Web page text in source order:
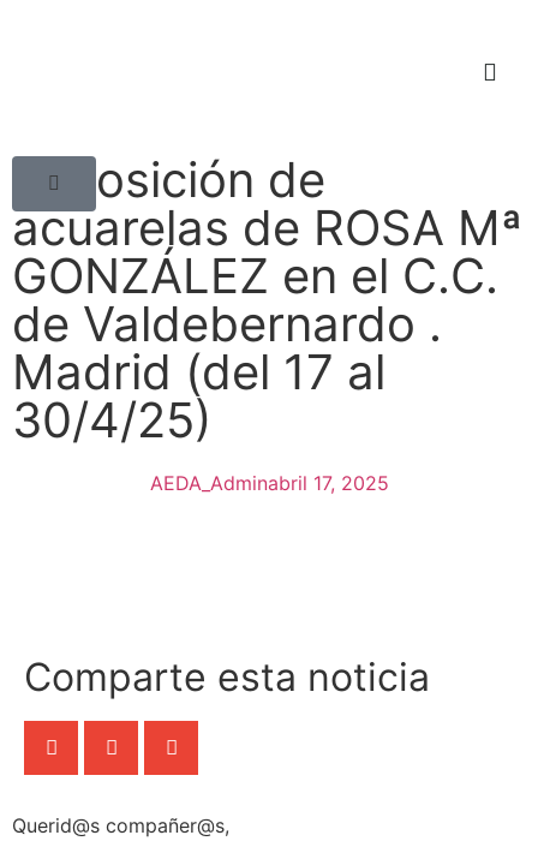
Exposición de
acuarelas de ROSA Mª
GONZÁLEZ en el C.C.
de Valdebernardo .
Madrid (del 17 al
30/4/25)
AEDA_Adminabril 17, 2025
Comparte esta noticia
Querid@s compañer@s,